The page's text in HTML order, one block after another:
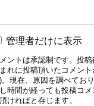
管理者だけに表示
ントは承認制です。投
れに投稿頂いたコメント
。現在、原因を調べてお
時間が経っても投稿コ
ければと存じます。